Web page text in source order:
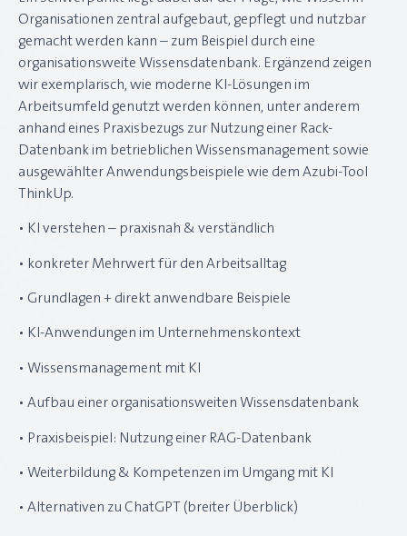
Organisationen zentral aufgebaut, gepflegt und nutzbar
gemacht werden kann – zum Beispiel durch eine
organisationsweite Wissensdatenbank. Ergänzend zeigen
wir exemplarisch, wie moderne KI-Lösungen im
Arbeitsumfeld genutzt werden können, unter anderem
anhand eines Praxisbezugs zur Nutzung einer Rack-
Datenbank im betrieblichen Wissensmanagement sowie
ausgewählter Anwendungsbeispiele wie dem Azubi-Tool
ThinkUp.
• KI verstehen – praxisnah & verständlich
• konkreter Mehrwert für den Arbeitsalltag
• Grundlagen + direkt anwendbare Beispiele
• KI-Anwendungen im Unternehmenskontext
• Wissensmanagement mit KI
• Aufbau einer organisationsweiten Wissensdatenbank
• Praxisbeispiel: Nutzung einer RAG-Datenbank
• Weiterbildung & Kompetenzen im Umgang mit KI
• Alternativen zu ChatGPT (breiter Überblick)